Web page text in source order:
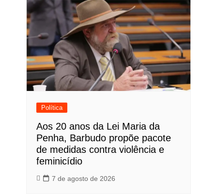
Política
Aos 20 anos da Lei Maria da
Penha, Barbudo propõe pacote
de medidas contra violência e
feminicídio
7 de agosto de 2026